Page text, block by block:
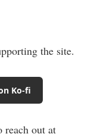
the site.
Ko-fi
reach out at